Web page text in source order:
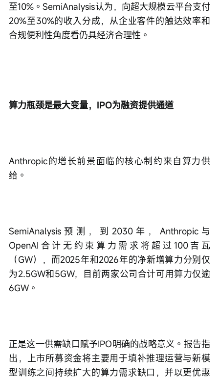
至10%。SemiAnalysis认为，向超大规模云平台支付
20%至30%的收入分成，从企业客件的触达效率和
合规便利性角度看仍具经济合理性。
算力瓶颈是最大变量，IPO为融资提供通道
Anthropic的增长前景面临的核心制约来自算力供
给。
SemiAnalysis预测，到2030年，Anthropic与
OpenAI合计无约束算力需求将超过100吉瓦
（GW），而2025年和2026年的净新增算力分别仅
为2.5GW和5GW，目前两家公司合计可用算力仅逾
6GW。
正是这一供需缺口赋予IPO明确的战略意义。报告指
出，上市所募资金将主要用于填补推理运营与新模
型训练之间持续扩大的算力需求缺口，并以更优惠